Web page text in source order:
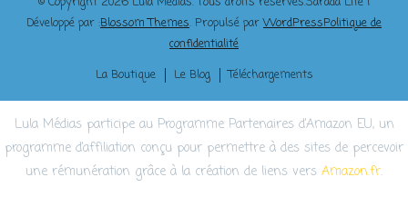
Développé par :Blossom Themes. Propulsé parWordPressPolitique de
confidentialité
La Boutique
Le Blog Téléchargements
Lula Médias participe au Programme Partenaires d’Amazon EU, un
programme d’affiliation conçu pour permettre à des sites de percevoir
une rémunération grâce à la création de liens vers Amazon.fr.